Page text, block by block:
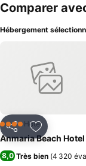
Comparer
Hébergement
PartagerAjouter à
4 ÉtoilesHôtel
Anmaria Beach Hotel
8,0 Très bien (4 320